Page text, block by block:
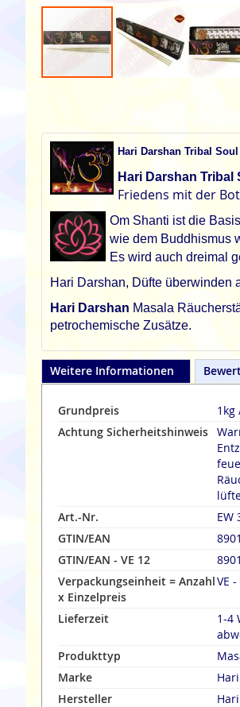
Bildgalerie
springen
Hari Darshan Tribal
Hari Darshan Tribal
Friedens mit der
Om Shanti ist die
wie dem Buddhismus
Es wird auch dreimal
Hari Darshan, Düfte überwinden
Hari Darshan Masala
petrochemische Zusätze.
Weitere Informationen
Grundpreis
1kg
Achtung Sicherheitshinweis
Art.-Nr.
EW
GTIN/EAN
GTIN/EAN - VE 12
Verpackungseinheit = Anzahl
x Einzelpreis
VE
Lieferzeit
1-4
Produkttyp
Marke
Hersteller